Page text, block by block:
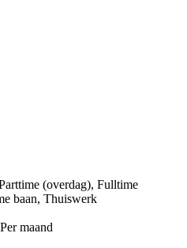
(overdag), Fulltime
baan, Thuiswerk
maand